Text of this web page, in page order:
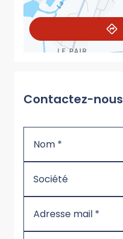
Contactez-nous